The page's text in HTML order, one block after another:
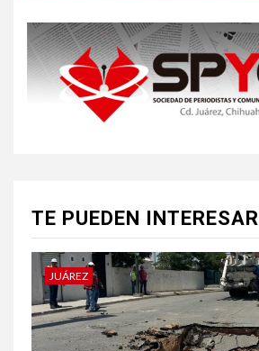
TE PUEDEN INTERESAR
JUÁREZ